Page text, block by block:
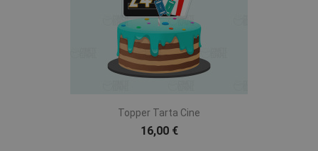
Topper Tarta Cine
16,00 €